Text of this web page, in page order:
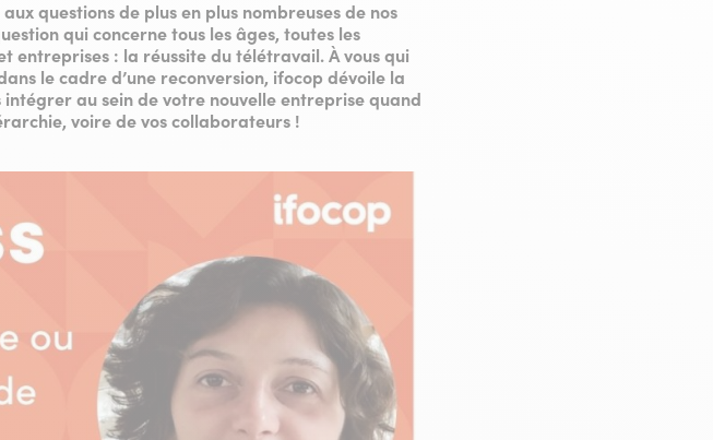
questions de plus en plus nombreuses de nos
qui concerne tous les âges, toutes les
entreprises : la réussite du télétravail. À vous qui
le cadre d’une reconversion, ifocop dévoile la
au sein de votre nouvelle entreprise quand
voire de vos collaborateurs !